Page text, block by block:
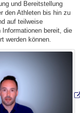
und Bereitstellung
den Athleten bis hin zu
auf teilweise
Informationen bereit, die
werden können.